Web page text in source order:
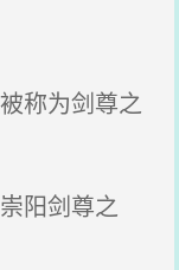
称为剑尊之
阳剑尊之